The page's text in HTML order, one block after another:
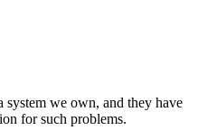
we own, and they have
for such problems.